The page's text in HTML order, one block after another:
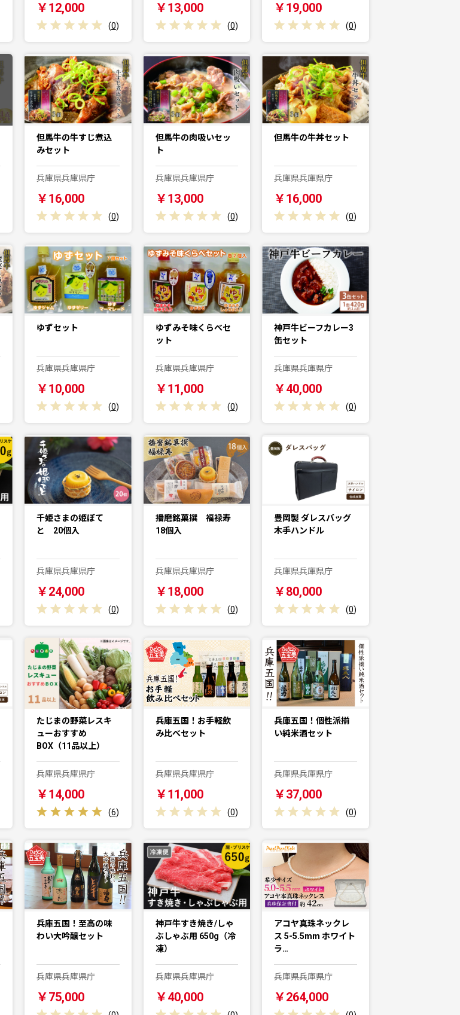
￥12,000
(0)
￥13,000
(0)
￥19,000
(0)
但馬牛の牛すじ煮込
みセット
兵庫県兵庫県庁
￥16,000
(0)
但馬牛の肉吸いセッ
ト
兵庫県兵庫県庁
￥13,000
(0)
但馬牛の牛丼セット
兵庫県兵庫県庁
￥16,000
(0)
ゆずセット
兵庫県兵庫県庁
￥10,000
(0)
ゆずみそ味くらべセ
ット
兵庫県兵庫県庁
￥11,000
(0)
神戸牛ビーフカレー3
缶セット
兵庫県兵庫県庁
￥40,000
(0)
千姫さまの姫ぽて
と 20個入
兵庫県兵庫県庁
￥24,000
(0)
播磨銘菓撰 福禄寿
18個入
兵庫県兵庫県庁
￥18,000
(0)
豊岡製 ダレスバッグ
木手ハンドル
兵庫県兵庫県庁
￥80,000
(0)
たじまの野菜レスキ
ューおすすめ
BOX（11品以上）
兵庫県兵庫県庁
￥14,000
(6)
兵庫五国！お手軽飲
み比べセット
兵庫県兵庫県庁
￥11,000
(0)
兵庫五国！個性派揃
い純米酒セット
兵庫県兵庫県庁
￥37,000
(0)
兵庫五国！至高の味
わい大吟醸セット
兵庫県兵庫県庁
￥75,000
神戸牛すき焼き/しゃ
ぶしゃぶ用 650g（冷
凍）
兵庫県兵庫県庁
￥40,000
アコヤ真珠ネックレ
ス 5-5.5mm ホワイト
ラ…
兵庫県兵庫県庁
￥264,000